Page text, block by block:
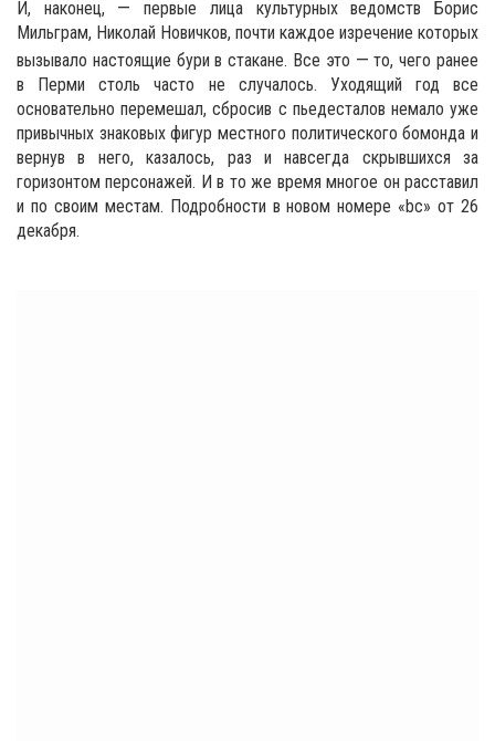
И, наконец, —первые лица культурных ведомств Борис
Мильграм, Николай Новичков, почти каждое изречение которых
вызывало настоящие бури в стакане. Все это — то, чего ранее
в Перми столь часто не случалось. Уходящий год все
основательно перемешал, сбросив с пьедесталов немало уже
привычных знаковых фигур местного политического бомонда и
вернув в него, казалось, раз и навсегда скрывшихся за
горизонтом персонажей. И в то же время многое он расставил
и по своим местам. Подробности в новом номере «bc» от 26
декабря.